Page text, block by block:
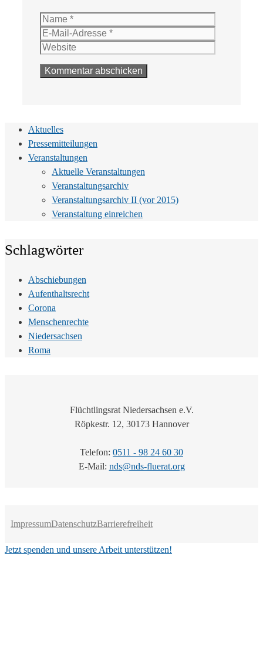
Name
Aktuelles
Pressemitteilungen
Veranstaltungen
Aktuelle Veranstaltungen
Veranstaltungsarchiv
Veranstaltungsarchiv II (vor 2015)
Veranstaltung einreichen
Schlagwörter
Abschiebungen
Aufenthaltsrecht
Corona
Menschenrechte
Niedersachsen
Roma
Flüchtlingsrat Niedersachsen e.V.
Röpkestr. 12, 30173 Hannover
Telefon: 0511 - 98 24 60 30
E-Mail: nds@nds-fluerat.org
ImpressumDatenschutzBarrierefreiheit
Jetzt spenden und unsere Arbeit unterstützen!